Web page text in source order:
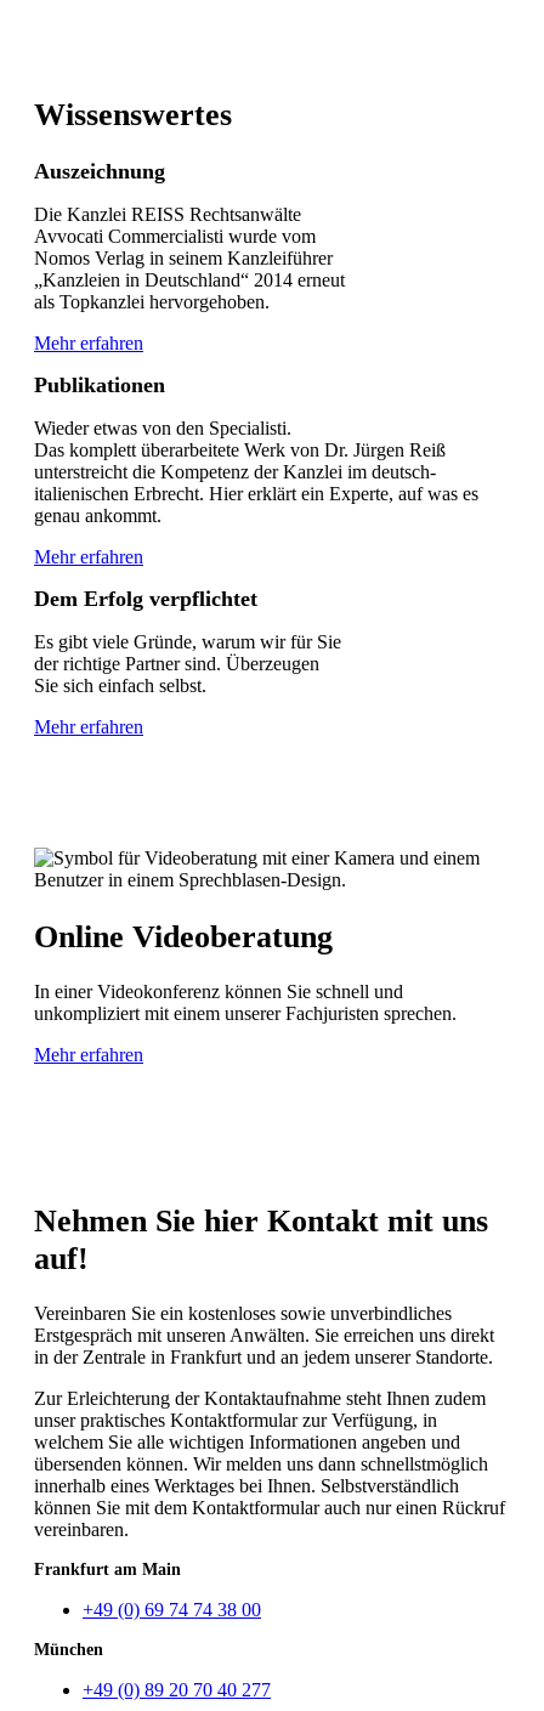
Wissenswertes
Auszeichnung
Die Kanzlei REISS Rechtsanwälte
Avvocati Commercialisti wurde vom
Nomos Verlag in seinem Kanzleiführer
„Kanzleien in Deutschland“ 2014 erneut
als Topkanzlei hervorgehoben.
Mehr erfahren
Publikationen
Wieder etwas von den Specialisti.
Das komplett überarbeitete Werk von Dr. Jürgen Reiß
unterstreicht die Kompetenz der Kanzlei im deutsch-
italienischen Erbrecht. Hier erklärt ein Experte, auf was es
genau ankommt.
Mehr erfahren
Dem Erfolg verpflichtet
Es gibt viele Gründe, warum wir für Sie
der richtige Partner sind. Überzeugen
Sie sich einfach selbst.
Mehr erfahren
Online Videoberatung
In einer Videokonferenz können Sie schnell und
unkompliziert mit einem unserer Fachjuristen sprechen.
Mehr erfahren
Nehmen Sie hier Kontakt mit uns
auf!
Vereinbaren Sie ein kostenloses sowie unverbindliches
Erstgespräch mit unseren Anwälten. Sie erreichen uns direkt
in der Zentrale in Frankfurt und an jedem unserer Standorte.
Zur Erleichterung der Kontaktaufnahme steht Ihnen zudem
unser praktisches Kontaktformular zur Verfügung, in
welchem Sie alle wichtigen Informationen angeben und
übersenden können. Wir melden uns dann schnellstmöglich
innerhalb eines Werktages bei Ihnen. Selbstverständlich
können Sie mit dem Kontaktformular auch nur einen Rückruf
vereinbaren.
Frankfurt am Main
+49 (0) 69 74 74 38 00
München
+49 (0) 89 20 70 40 277